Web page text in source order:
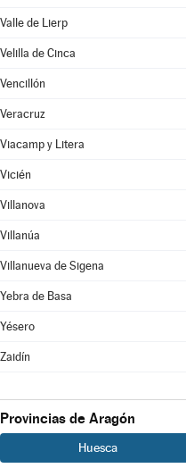
Valle de Lierp
Velilla de Cinca
Vencillón
Veracruz
Viacamp y Litera
Vicién
Villanova
Villanúa
Villanueva de Sigena
Yebra de Basa
Yésero
Zaidín
Provincias de Aragón
Huesca